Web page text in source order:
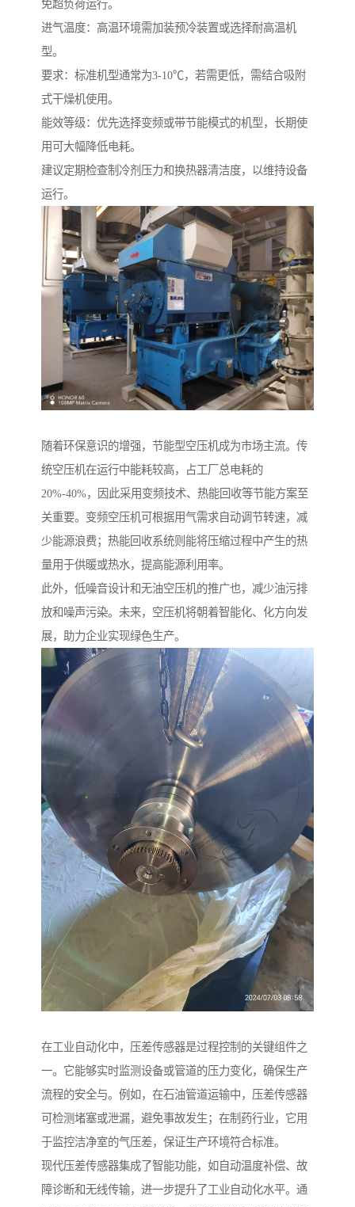
免超负荷运行。
进气温度：高温环境需加装预冷装置或选择耐高温机
型。
要求：标准机型通常为3-10℃，若需更低，需结合吸附
式干燥机使用。
能效等级：优先选择变频或带节能模式的机型，长期使
用可大幅降低电耗。
建议定期检查制冷剂压力和换热器清洁度，以维持设备
运行。
随着环保意识的增强，节能型空压机成为市场主流。传
统空压机在运行中能耗较高，占工厂总电耗的
20%-40%，因此采用变频技术、热能回收等节能方案至
关重要。变频空压机可根据用气需求自动调节转速，减
少能源浪费；热能回收系统则能将压缩过程中产生的热
量用于供暖或热水，提高能源利用率。
此外，低噪音设计和无油空压机的推广也，减少油污排
放和噪声污染。未来，空压机将朝着智能化、化方向发
展，助力企业实现绿色生产。
在工业自动化中，压差传感器是过程控制的关键组件之
一。它能够实时监测设备或管道的压力变化，确保生产
流程的安全与。例如，在石油管道运输中，压差传感器
可检测堵塞或泄漏，避免事故发生；在制药行业，它用
于监控洁净室的气压差，保证生产环境符合标准。
现代压差传感器集成了智能功能，如自动温度补偿、故
障诊断和无线传输，进一步提升了工业自动化水平。通